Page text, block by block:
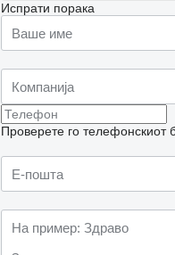
Испрати порака
Проверете го телефонскиот